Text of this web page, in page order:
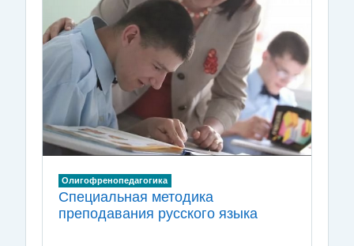
Олигофренопедагогика
Специальная методика
преподавания русского языка